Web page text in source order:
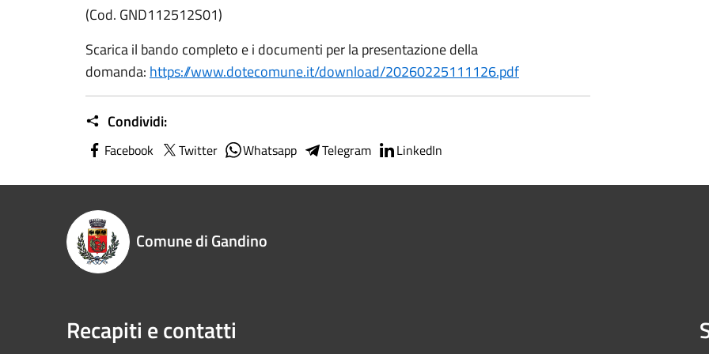
(Cod. GND112512S01)
Scarica il bando completo e i documenti per la presentazione della
domanda: https://www.dotecomune.it/download/20260225111126.pdf
Condividi:
Facebook Twitter Whatsapp Telegram LinkedIn
Comune di Gandino
Recapiti e contatti